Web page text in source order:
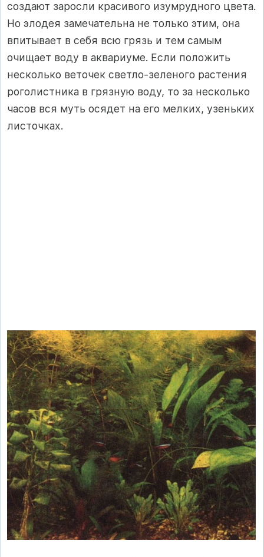
создают заросли красивого изумрудного цвета.
Но элодея замечательна не только этим, она
впитывает в себя всю грязь и тем самым
очищает воду в аквариуме. Если положить
несколько веточек светло-зеленого растения
роголистника в грязную воду, то за несколько
часов вся муть осядет на его мелких, узеньких
листочках.